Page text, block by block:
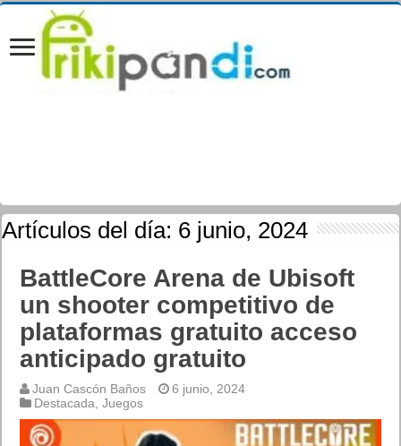
Artículos del día: 6 junio, 2024
BattleCore Arena de Ubisoft
un shooter competitivo de
plataformas gratuito acceso
anticipado gratuito
Juan Cascón Baños
6 junio, 2024
Destacada ,Juegos